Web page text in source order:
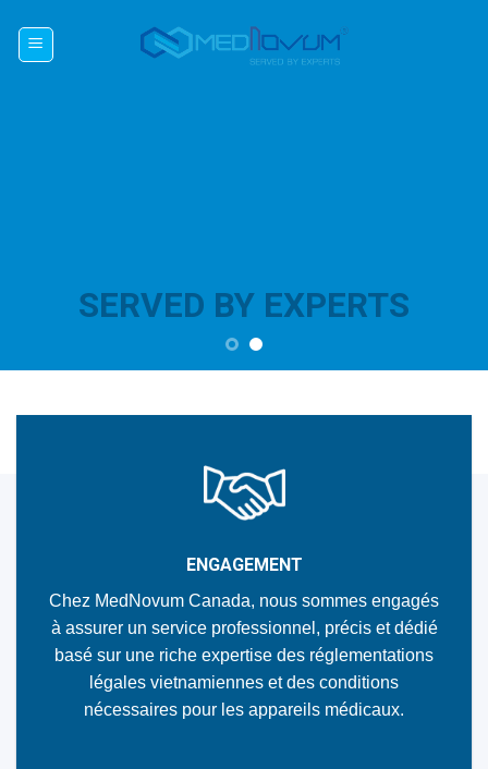
content
SERVED BY EXPERTS
ENGAGEMENT
Chez MedNovum Canada, nous sommes engagés
à assurer un service professionnel, précis et dédié
basé sur une riche expertise des réglementations
légales vietnamiennes et des conditions
nécessaires pour les appareils médicaux.